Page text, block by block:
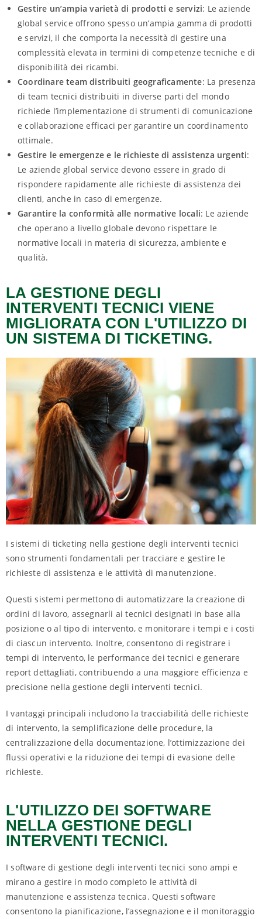
Gestire un’ampia varietà di prodotti e servizi: Le aziende
global service offrono spesso un’ampia gamma di prodotti
e servizi, il che comporta la necessità di gestire una
complessità elevata in termini di competenze tecniche e di
disponibilità dei ricambi.
Coordinare team distribuiti geograficamente: La presenza
di team tecnici distribuiti in diverse parti del mondo
richiede l’implementazione di strumenti di comunicazione
e collaborazione efficaci per garantire un coordinamento
ottimale.
Gestire le emergenze e le richieste di assistenza urgenti:
Le aziende global service devono essere in grado di
rispondere rapidamente alle richieste di assistenza dei
clienti, anche in caso di emergenze.
Garantire la conformità alle normative locali: Le aziende
che operano a livello globale devono rispettare le
normative locali in materia di sicurezza, ambiente e
qualità.
LA GESTIONE DEGLI
INTERVENTI TECNICI VIENE
MIGLIORATA CON L'UTILIZZO DI
UN SISTEMA DI TICKETING.
I sistemi di ticketing nella gestione degli interventi tecnici
sono strumenti fondamentali per tracciare e gestire le
richieste di assistenza e le attività di manutenzione.
Questi sistemi permettono di automatizzare la creazione di
ordini di lavoro, assegnarli ai tecnici designati in base alla
posizione o al tipo di intervento, e monitorare i tempi e i costi
di ciascun intervento. Inoltre, consentono di registrare i
tempi di intervento, le performance dei tecnici e generare
report dettagliati, contribuendo a una maggiore efficienza e
precisione nella gestione degli interventi tecnici.
I vantaggi principali includono la tracciabilità delle richieste
di intervento, la semplificazione delle procedure, la
centralizzazione della documentazione, l’ottimizzazione dei
flussi operativi e la riduzione dei tempi di evasione delle
richieste.
L'UTILIZZO DEI SOFTWARE
NELLA GESTIONE DEGLI
INTERVENTI TECNICI.
I software di gestione degli interventi tecnici sono ampi e
mirano a gestire in modo completo le attività di
manutenzione e assistenza tecnica. Questi software
consentono la pianificazione, l’assegnazione e il monitoraggio